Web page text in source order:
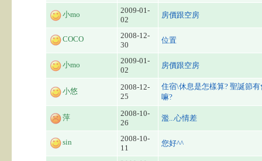
小mo
2009-01-
02
房價跟空房
COCO
2008-12-
30
位置
小mo
2009-01-
02
房價跟空房
小悠
2008-12-
25
住宿\休息是怎樣算? 聖誕節
嘛?
萍
2008-10-
26
濫...心情差
sin
2008-10-
11
您好^^